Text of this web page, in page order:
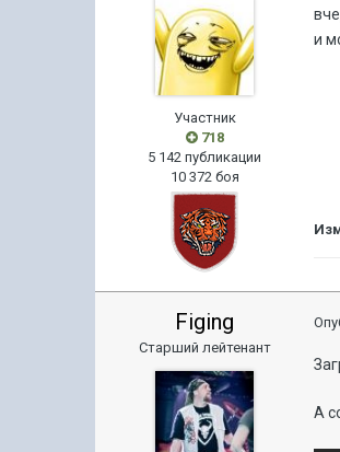
Участник
718
5 142 публикации
10 372 боя
и
Figing
Старший лейтенант
А